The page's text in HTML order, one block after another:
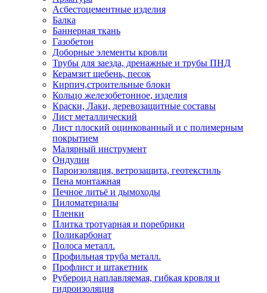
Асбестоцементные изделия
Балка
Баннерная ткань
Газобетон
Доборные элементы кровли
Трубы для заезда, дренажные и трубы ПНД
Керамзит щебень, песок
Кирпич,строительные блоки
Кольцо железобетонное, изделия
Краски, Лаки, деревозащитные составы
Лист металлический
Лист плоский оцинкованный и с полимерным
покрытием
Малярный инструмент
Ондулин
Пароизоляция, ветрозащита, геотекстиль
Пена монтажная
Печное литьё и дымоходы
Пиломатериалы
Пленки
Плитка тротуарная и поребрики
Поликарбонат
Полоса металл.
Профильная труба металл.
Профлист и штакетник
Рубероид наплавляемая, гибкая кровля и
гидроизоляция